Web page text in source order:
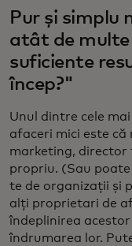
Pur și simplu
atât de multe
suficiente
încep?"
Unul dintre cele
afaceri mici este că
marketing, director
propriu. (Sau
te de organizații și
alți proprietari de
îndeplinirea
îndrumarea lor.